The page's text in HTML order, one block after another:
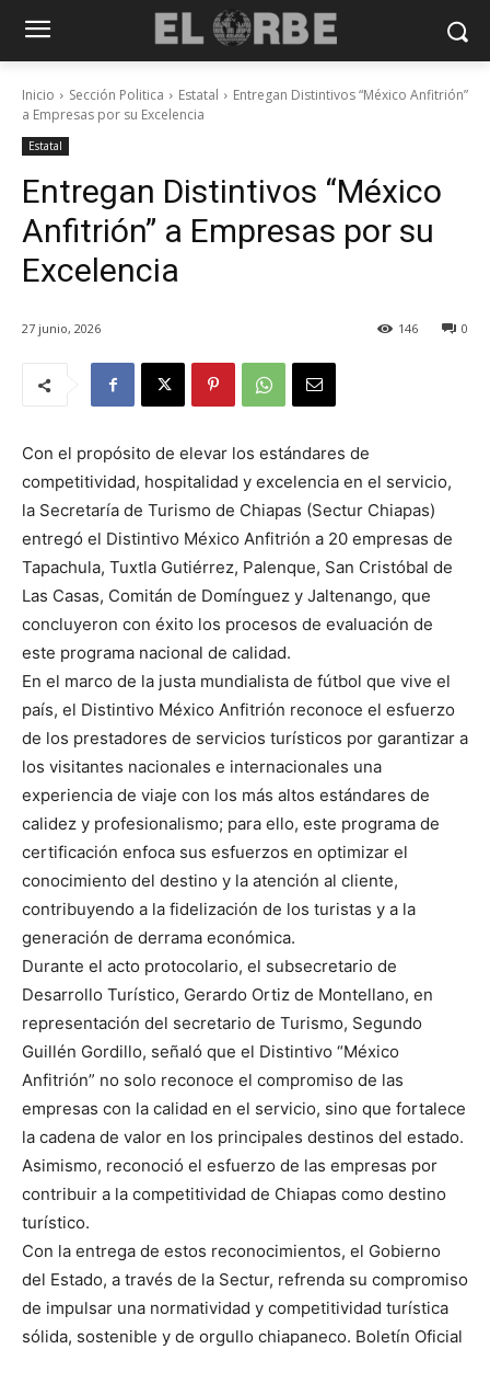
Inicio Sección Politica Estatal
Entregan Distintivos “México Anfitrión”
a Empresas por su Excelencia
Estatal
Entregan Distintivos “México
Anfitrión” a Empresas por su
Excelencia
27 junio, 2026 0
146
Con el propósito de elevar los estándares de
competitividad, hospitalidad y excelencia en el servicio,
la Secretaría de Turismo de Chiapas (Sectur Chiapas)
entregó el Distintivo México Anfitrión a 20 empresas de
Tapachula, Tuxtla Gutiérrez, Palenque, San Cristóbal de
Las Casas, Comitán de Domínguez y Jaltenango, que
concluyeron con éxito los procesos de evaluación de
este programa nacional de calidad.
En el marco de la justa mundialista de fútbol que vive el
país, el Distintivo México Anfitrión reconoce el esfuerzo
de los prestadores de servicios turísticos por garantizar a
los visitantes nacionales e internacionales una
experiencia de viaje con los más altos estándares de
calidez y profesionalismo; para ello, este programa de
certificación enfoca sus esfuerzos en optimizar el
conocimiento del destino y la atención al cliente,
contribuyendo a la fidelización de los turistas y a la
generación de derrama económica.
Durante el acto protocolario, el subsecretario de
Desarrollo Turístico, Gerardo Ortiz de Montellano, en
representación del secretario de Turismo, Segundo
Guillén Gordillo, señaló que el Distintivo “México
Anfitrión” no solo reconoce el compromiso de las
empresas con la calidad en el servicio, sino que fortalece
la cadena de valor en los principales destinos del estado.
Asimismo, reconoció el esfuerzo de las empresas por
contribuir a la competitividad de Chiapas como destino
turístico.
Con la entrega de estos reconocimientos, el Gobierno
del Estado, a través de la Sectur, refrenda su compromiso
de impulsar una normatividad y competitividad turística
sólida, sostenible y de orgullo chiapaneco. Boletín Oficial